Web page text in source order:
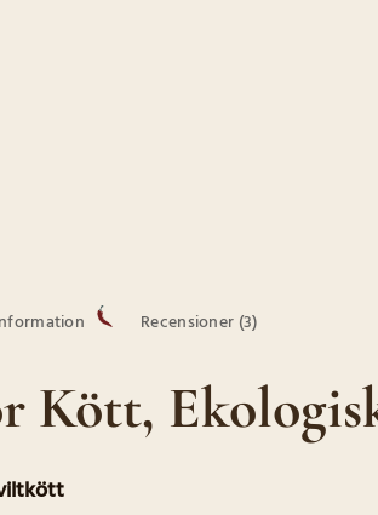
Recensioner (3)
Kött,